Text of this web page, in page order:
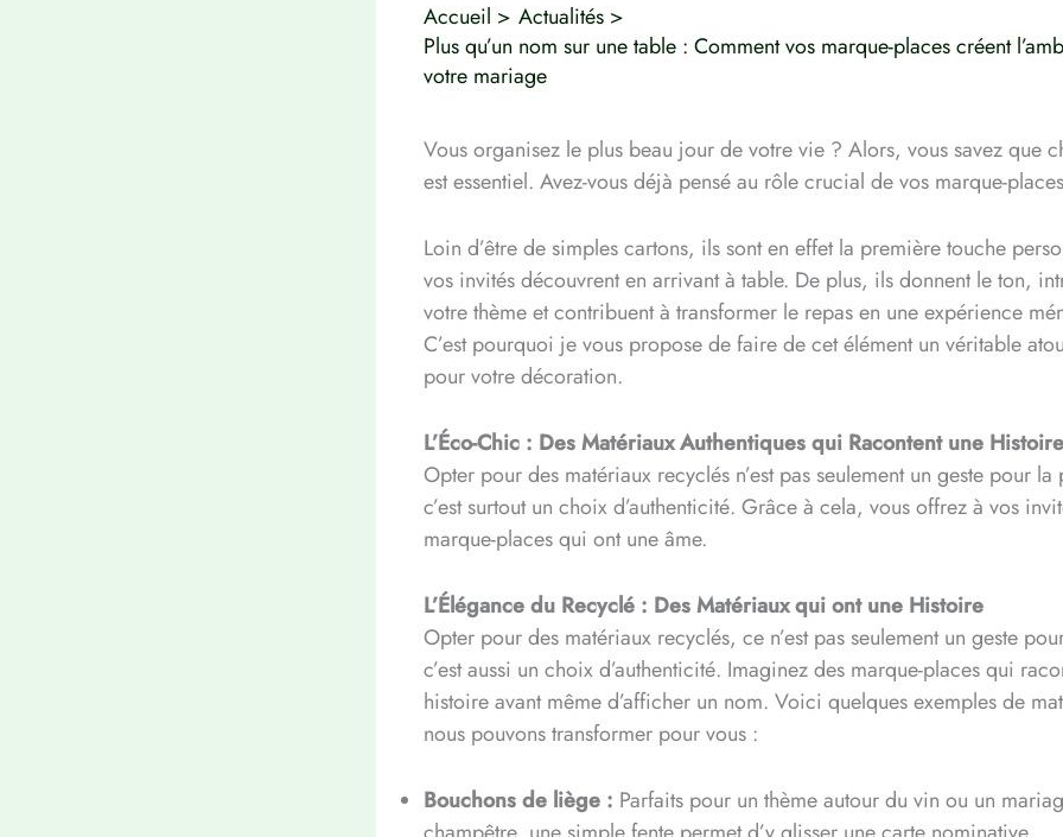
Accueil
Actualités
Plus qu’un nom sur une table : Comment vos marque-places créent
votre mariage
Vous organisez le plus beau jour de votre vie ? Alors, vous savez que
est essentiel. Avez-vous déjà pensé au rôle crucial de vos marque-
Loin d’être de simples cartons, ils sont en effet la première touche
vos invités découvrent en arrivant à table. De plus, ils donnent le ton,
votre thème et contribuent à transformer le repas en une expérience
C’est pourquoi je vous propose de faire de cet élément un véritable
pour votre décoration.
L’Éco-Chic : Des Matériaux Authentiques qui Racontent une Histoire
Opter pour des matériaux recyclés n’est pas seulement un geste pour la
c’est surtout un choix d’authenticité. Grâce à cela, vous offrez à vos
marque-places qui ont une âme.
L’Élégance du Recyclé : Des Matériaux qui ont une Histoire
Opter pour des matériaux recyclés, ce n’est pas seulement un geste
c’est aussi un choix d’authenticité. Imaginez des marque-places qui
histoire avant même d’afficher un nom. Voici quelques exemples de
nous pouvons transformer pour vous :
Bouchons de liège : Parfaits pour un thème autour du vin ou un